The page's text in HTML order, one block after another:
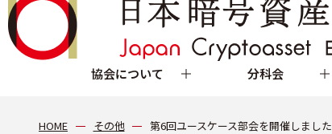
協会について 分科会
HOME その他 第6回ユースケース部会を開催しました